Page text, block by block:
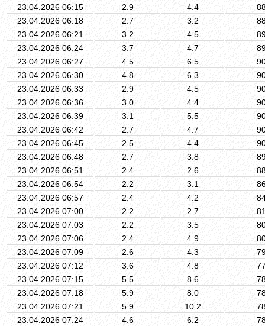
23.04.2026 06:15 2.9 4.4
23.04.2026 06:18
2.7 3.2
23.04.2026 06:21
3.2 4.5
23.04.2026 06:24
3.7 4.7
23.04.2026 06:27
4.5 6.5
23.04.2026 06:30
4.8 6.3
23.04.2026 06:33
2.9 4.5
23.04.2026 06:36
3.0 4.4
23.04.2026 06:39
3.1 5.5
23.04.2026 06:42
2.7 4.7
23.04.2026 06:45
2.5 4.4
23.04.2026 06:48
2.7 3.8
23.04.2026 06:51
2.4 2.6
23.04.2026 06:54
2.2 3.1
23.04.2026 06:57
2.4 4.2
23.04.2026 07:00
2.2 2.7
23.04.2026 07:03
2.2 3.5
23.04.2026 07:06
2.4 4.9
23.04.2026 07:09
2.6 4.3
23.04.2026 07:12
3.6 4.8
23.04.2026 07:15
5.5 8.6
23.04.2026 07:18
5.9 8.0
23.04.2026 07:21
5.9 10.2
23.04.2026 07:24
4.6 6.2